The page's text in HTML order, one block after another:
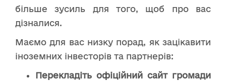
більше зусиль для того, щоб про вас
дізналися.
Маємо для вас низку порад, як зацікавити
іноземних інвесторів та партнерів:
Перекладіть офіційний сайт громади